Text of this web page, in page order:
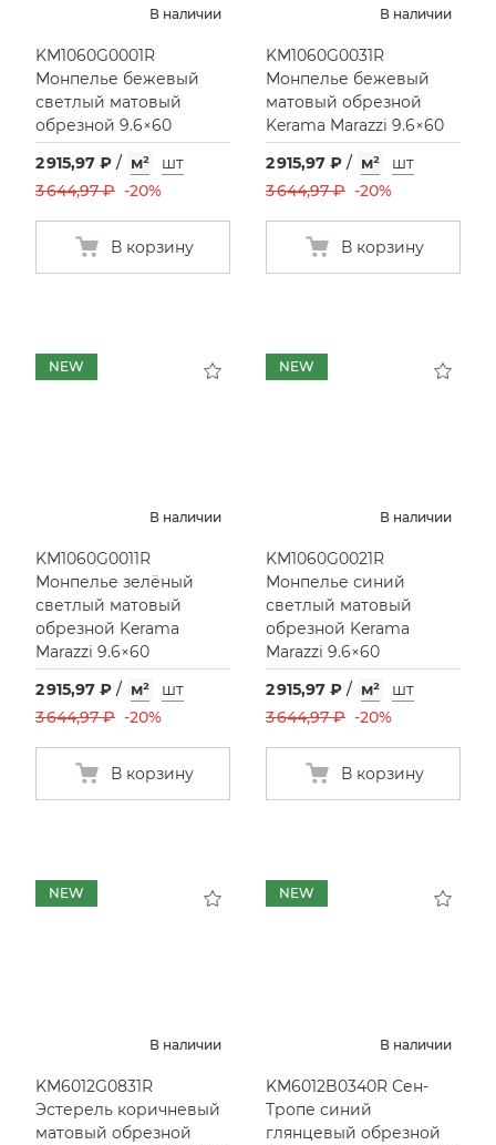
В наличии
KM1060G0001R
Монпелье бежевый
светлый матовый
обрезной 9.6×60
2 915,97 ₽ / м²
шт
3 644,97 ₽ -20%
В корзину
В наличии
KM1060G0031R
Монпелье бежевый
матовый обрезной
Kerama Marazzi 9.6×60
2 915,97 ₽ / м²
шт
3 644,97 ₽ -20%
В корзину
NEW
В наличии
KM1060G0011R
Монпелье зелёный
светлый матовый
обрезной Kerama
Marazzi 9.6×60
2 915,97 ₽ / м²
шт
3 644,97 ₽ -20%
В корзину
NEW
В наличии
KM1060G0021R
Монпелье синий
светлый матовый
обрезной Kerama
Marazzi 9.6×60
2 915,97 ₽ / м²
шт
3 644,97 ₽ -20%
В корзину
NEW
В наличии
KM6012G0831R
Эстерель коричневый
матовый обрезной
NEW
В наличии
KM6012B0340R Сен-
Тропе синий
глянцевый обрезной